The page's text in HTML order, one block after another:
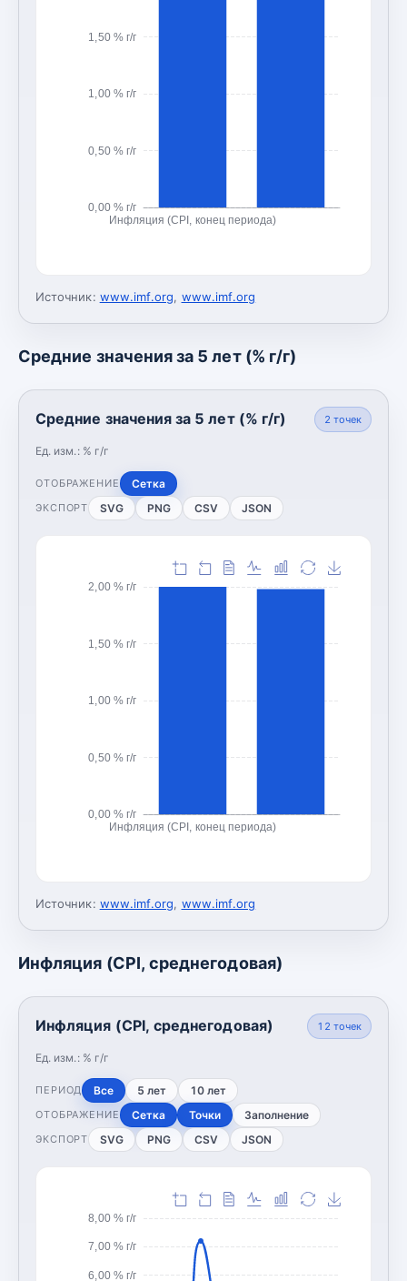
0,00 % г/г
0,50 % г/г
1,00 % г/г
1,50 % г/г
Инфляция (CPI, конец периода)
Источник: www.imf.org, www.imf.org
Средние значения за 5 лет (% г/г)
Средние значения за 5 лет (% г/г)
Ед. изм.: % г/г
2 точек
ОТОБРАЖЕНИЕ Сетка
ЭКСПОРТ SVG PNG CSV JSON
0,00 % г/г
0,50 % г/г
1,00 % г/г
1,50 % г/г
2,00 % г/г
Инфляция (CPI, конец периода)
Источник: www.imf.org, www.imf.org
Инфляция (CPI, среднегодовая)
Инфляция (CPI, среднегодовая)
Ед. изм.: % г/г
12 точек
ПЕРИОД Все 5 лет 10 лет
ОТОБРАЖЕНИЕ Сетка Точки Заполнение
ЭКСПОРТ SVG PNG CSV JSON
6,00 % г/г
7,00 % г/г
8,00 % г/г